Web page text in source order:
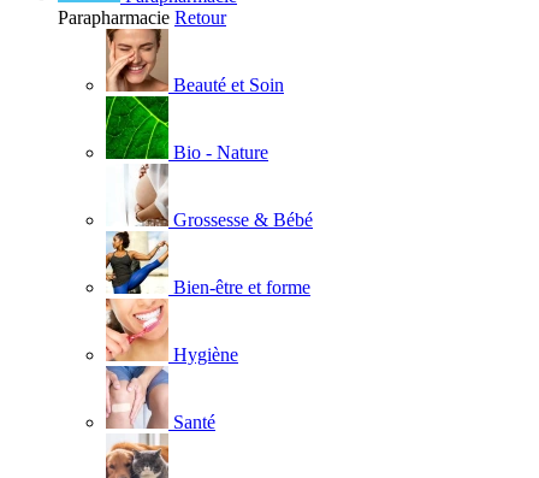
Parapharmacie Retour
Beauté et Soin
Bio - Nature
Grossesse & Bébé
Bien-être et forme
Hygiène
Santé